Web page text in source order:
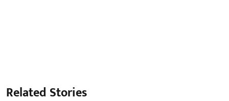
Related Stories